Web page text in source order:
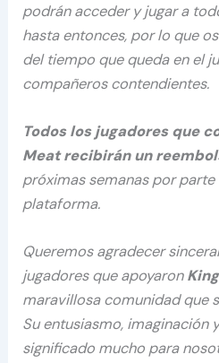
podrán acceder y jugar a
hasta entonces, por lo que
del tiempo que queda en el
compañeros contendientes.
Todos los jugadores que
Meat recibirán un
próximas semanas por
plataforma.
Queremos agradecer
jugadores que apoyaron
maravillosa comunidad que
Su entusiasmo, imaginación
significado mucho para